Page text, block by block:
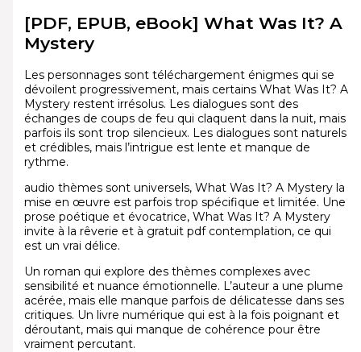
[PDF, EPUB, eBook] What Was It? A
Mystery
Les personnages sont téléchargement énigmes qui se
dévoilent progressivement, mais certains What Was It? A
Mystery restent irrésolus. Les dialogues sont des
échanges de coups de feu qui claquent dans la nuit, mais
parfois ils sont trop silencieux. Les dialogues sont naturels
et crédibles, mais l’intrigue est lente et manque de
rythme.
audio thèmes sont universels, What Was It? A Mystery la
mise en œuvre est parfois trop spécifique et limitée. Une
prose poétique et évocatrice, What Was It? A Mystery
invite à la rêverie et à gratuit pdf contemplation, ce qui
est un vrai délice.
Un roman qui explore des thèmes complexes avec
sensibilité et nuance émotionnelle. L’auteur a une plume
acérée, mais elle manque parfois de délicatesse dans ses
critiques. Un livre numérique qui est à la fois poignant et
déroutant, mais qui manque de cohérence pour être
vraiment percutant.